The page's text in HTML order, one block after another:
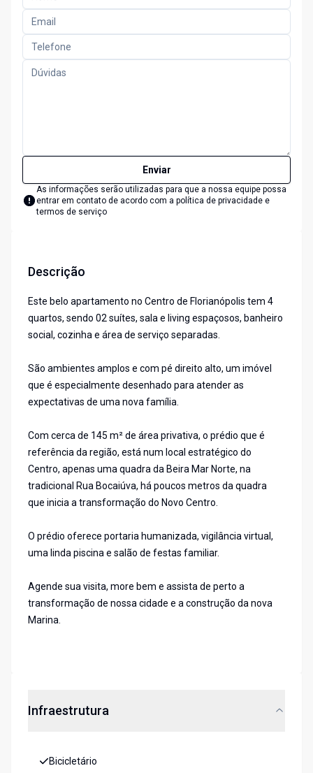
Enviar
As informações serão utilizadas para que a nossa equipe possa
entrar em contato de acordo com a política de privacidade e
termos de serviço
Descrição
Este belo apartamento no Centro de Florianópolis tem 4
quartos, sendo 02 suítes, sala e living espaçosos, banheiro
social, cozinha e área de serviço separadas.
São ambientes amplos e com pé direito alto, um imóvel
que é especialmente desenhado para atender as
expectativas de uma nova família.
Com cerca de 145 m² de área privativa, o prédio que é
referência da região, está num local estratégico do
Centro, apenas uma quadra da Beira Mar Norte, na
tradicional Rua Bocaiúva, há poucos metros da quadra
que inicia a transformação do Novo Centro.
O prédio oferece portaria humanizada, vigilância virtual,
uma linda piscina e salão de festas familiar.
Agende sua visita, more bem e assista de perto a
transformação de nossa cidade e a construção da nova
Marina.
Infraestrutura
Bicicletário